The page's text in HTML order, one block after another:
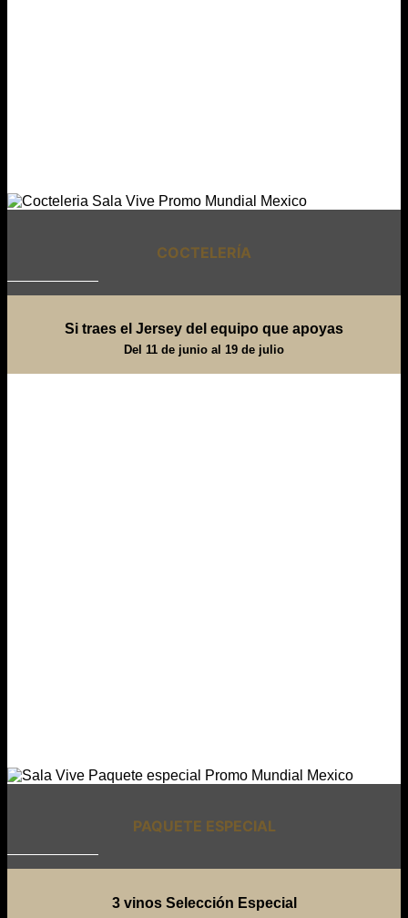
COCTELERÍA
Si traes el Jersey del equipo que apoyas
Del 11 de junio al 19 de julio
PAQUETE ESPECIAL
3 vinos Selección Especial